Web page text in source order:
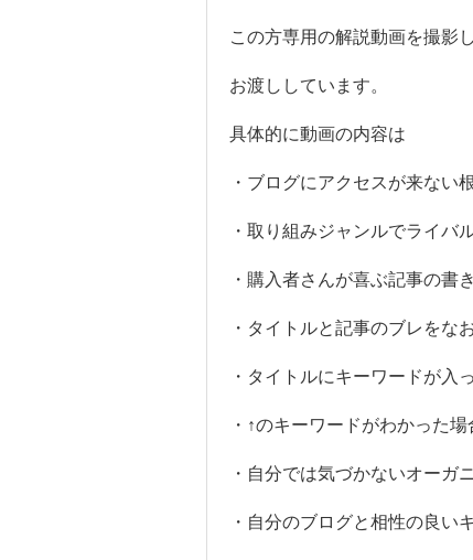
この方専用の解説動画を撮影
お渡ししています。
具体的に動画の内容は
・ブログにアクセスが来ない
・取り組みジャンルでライバ
・購入者さんが喜ぶ記事の書
・タイトルと記事のブレをな
・タイトルにキーワードが入
・↑のキーワードがわかった
・自分では気づかないオーガ
・自分のブログと相性の良い